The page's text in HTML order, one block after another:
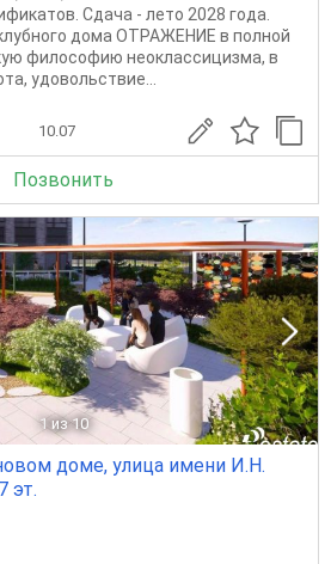
Сдача - лето 2028 года.
дома ОТРАЖЕНИЕ в полной
философию неоклассицизма, в
удовольствие...
10.07
Позвонить
1 из 10
доме, улица имени И.Н.
эт.